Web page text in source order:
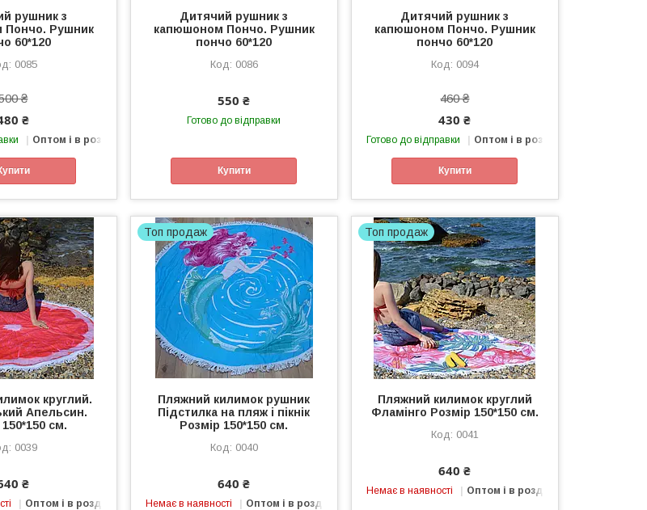
рушник з
Пончо. Рушник
60*120
0085
₴
₴
Оптом і в роздріб
Дитячий рушник з
капюшоном Пончо. Рушник
пончо 60*120
0086
550 ₴
Готово до відправки
Купити
Дитячий рушник з
капюшоном Пончо. Рушник
пончо 60*120
0094
460 ₴
430 ₴
Готово до відправки Оптом і в роздріб
Купити
круглий.
Апельсин.
см.
0039
₴
Оптом і в роздріб
Топ продаж
Пляжний килимок рушник
Підстилка на пляж і пікнік
Розмір 150*150 см.
0040
640 ₴
Немає в наявності Оптом і в роздріб
Топ продаж
Пляжний килимок круглий
Фламінго Розмір 150*150 см.
0041
640 ₴
Немає в наявності Оптом і в роздріб